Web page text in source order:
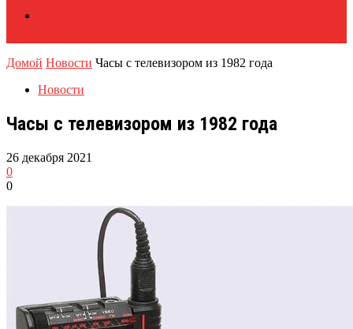
Домой Новости Часы с телевизором из 1982 года
Новости
Часы с телевизором из 1982 года
26 декабря 2021
0
0